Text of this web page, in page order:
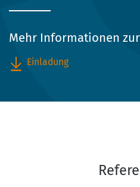
Mehr Informationen
Einladung